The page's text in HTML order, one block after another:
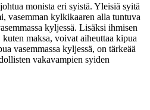
monista eri syistä. Yleisiä syitä
vasemman kylkikaaren alla tuntuva
kyljessä. Lisäksi ihmisen
maksa, voivat aiheuttaa kipua
vasemmassa kyljessä, on tärkeää
vakavampien syiden